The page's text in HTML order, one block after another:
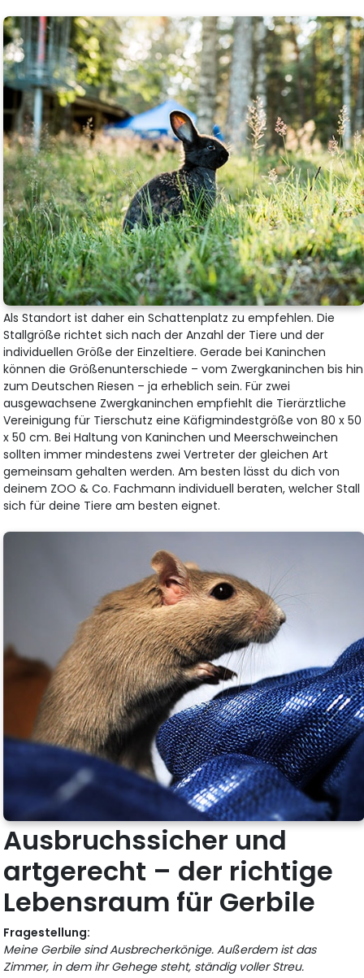
Als Standort ist daher ein Schattenplatz zu empfehlen. Die
Stallgröße richtet sich nach der Anzahl der Tiere und der
individuellen Größe der Einzeltiere. Gerade bei Kaninchen
können die Größenunterschiede – vom Zwergkaninchen bis hin
zum Deutschen Riesen – ja erheblich sein. Für zwei
ausgewachsene Zwergkaninchen empfiehlt die Tierärztliche
Vereinigung für Tierschutz eine Käfigmindestgröße von 80 x 50
x 50 cm. Bei Haltung von Kaninchen und Meerschweinchen
sollten immer mindestens zwei Vertreter der gleichen Art
gemeinsam gehalten werden. Am besten lässt du dich von
deinem ZOO & Co. Fachmann individuell beraten, welcher Stall
sich für deine Tiere am besten eignet.
Ausbruchssicher und
artgerecht – der richtige
Lebensraum für Gerbile
Fragestellung:
Meine Gerbile sind Ausbrecherkönige. Außerdem ist das
Zimmer, in dem ihr Gehege steht, ständig voller Streu.